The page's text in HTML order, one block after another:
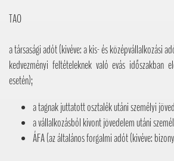
TAO
a társasági adót (kivéve: a kis- és középvállalkozási
kedvezményi feltételeknek való evás időszakban
esetén);
a tagnak juttatott osztalék utáni személyi
a vállalkozásból kivont jövedelem utáni
ÁFA (az általános forgalmi adót (kivéve: